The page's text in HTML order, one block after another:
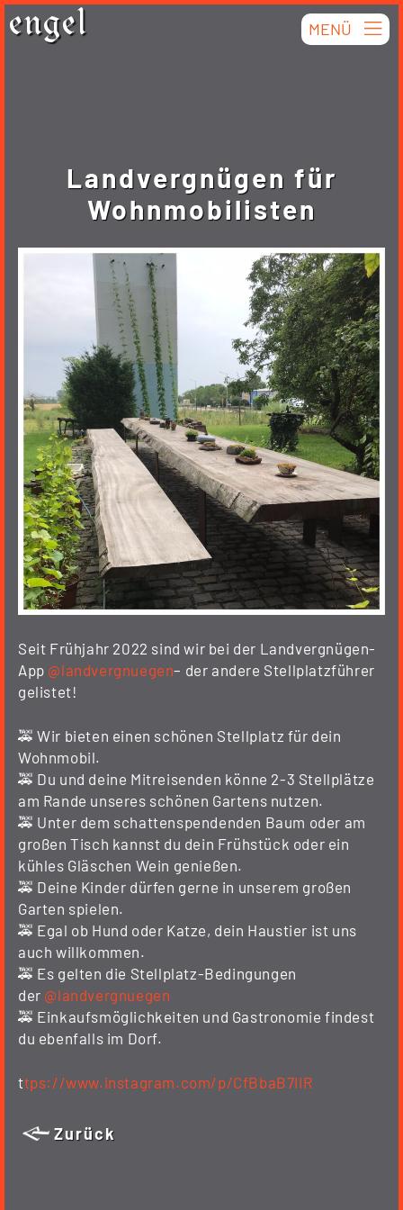
Skip
to
content
engel MENÜ
Landvergnügen für
Wohnmobilisten
Seit Frühjahr 2022 sind wir bei der Landvergnügen-
App @landvergnuegen– der andere Stellplatzführer
gelistet!
🚕 Wir bieten einen schönen Stellplatz für dein
Wohnmobil.
🚕 Du und deine Mitreisenden könne 2-3 Stellplätze
am Rande unseres schönen Gartens nutzen.
🚕 Unter dem schattenspendenden Baum oder am
großen Tisch kannst du dein Frühstück oder ein
kühles Gläschen Wein genießen.
🚕 Deine Kinder dürfen gerne in unserem großen
Garten spielen.
🚕 Egal ob Hund oder Katze, dein Haustier ist uns
auch willkommen.
🚕 Es gelten die Stellplatz-Bedingungen
der @landvergnuegen
🚕 Einkaufsmöglichkeiten und Gastronomie findest
du ebenfalls im Dorf.
ttps://www.instagram.com/p/CfBbaB7IIR
Zurück